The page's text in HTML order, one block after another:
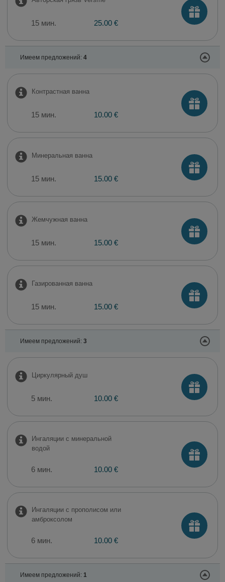
15 мин. 25.00 €
Имеем предложений: 4
Контрастная ванна
15 мин. 10.00 €
Минеральная ванна
15 мин. 15.00 €
Жемчужная ванна
15 мин. 15.00 €
Газированная ванна
15 мин. 15.00 €
Имеем предложений: 3
Циркулярный душ
5 мин. 10.00 €
Ингаляции с минеральной
водой
6 мин. 10.00 €
Ингаляции с прополисом или
амброксолом
6 мин. 10.00 €
Имеем предложений: 1